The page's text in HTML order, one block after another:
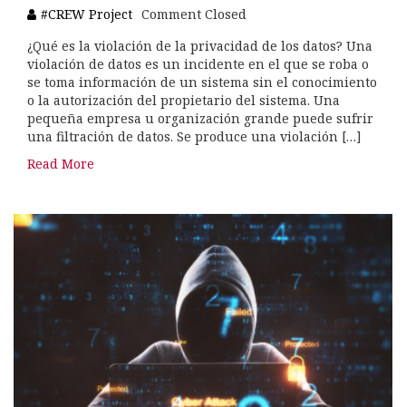
#CREW Project Comment Closed
¿Qué es la violación de la privacidad de los datos? Una
violación de datos es un incidente en el que se roba o
se toma información de un sistema sin el conocimiento
o la autorización del propietario del sistema. Una
pequeña empresa u organización grande puede sufrir
una filtración de datos. Se produce una violación […]
Read More